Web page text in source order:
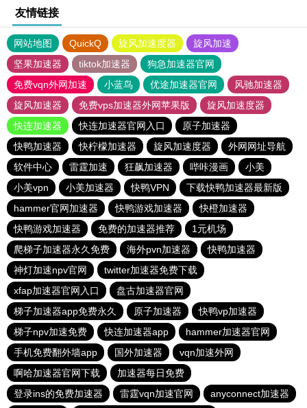
友情链接
网站地图 QuickQ 旋风加速度器
旋风加速
坚果加速器
tiktok加速器
狗急加速器官网
免费vqn外网加速
小蓝鸟 优途加速器官网
风驰加速器
旋风加速器
免费vps加速器外网苹果版
旋风加速度器
快连加速器
快连加速器官网入口
原子加速器
快鸭加速器
快柠檬加速器 旋风加速度器
外网网址导航
软件中心
雷霆加速 狂飙加速器 哔咔漫画
小美
小美vpn
小美加速器 快鸭VPN
下载快鸭加速器最新版
hammer官网加速器
快鸭游戏加速器
快橙加速器
快鸭游戏加速器
免费的加速器推荐
1元机场
爬梯子加速器永久免费
海外pvn加速器
快鸭加速器
神灯加速npv官网
twitter加速器免费下载
xfap加速器官网入口
盘古加速器官网
梯子加速器app免费永久
原子加速器
快鸭vp加速器
梯子npv加速免费
快连加速器app
hammer加速器官网
手机免费翻外墙app
国外加速器
vqn加速外网
啊哈加速器官网下载
加速器每日免费
登录ins的免费加速器
雷霆vqn加速官网
anyconnect加速器